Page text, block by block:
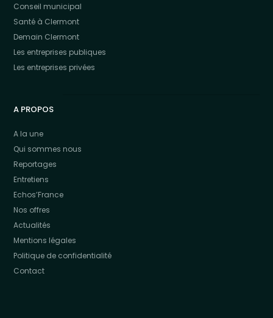
Conseil municipal
Santé à Clermont
Demain Clermont
Les entreprises publiques
Les entreprises privées
A PROPOS
A la une
Qui sommes nous
Reportages
Entretiens
Echos’France
Nos offres
Actualités
Mentions légales
Politique de confidentialité
Contact